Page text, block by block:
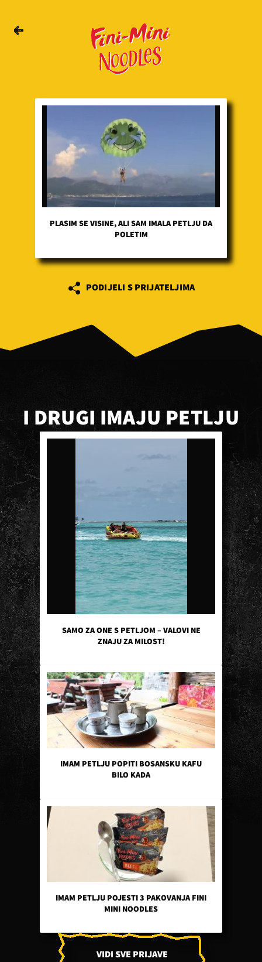
PLASIM SE VISINE, ALI SAM IMALA PETLJU DA
POLETIM
PODIJELI S PRIJATELJIMA
I DRUGI IMAJU PETLJU
SAMO ZA ONE S PETLJOM – VALOVI NE
ZNAJU ZA MILOST!
IMAM PETLJU POPITI BOSANSKU KAFU
BILO KADA
IMAM PETLJU POJESTI 3 PAKOVANJA FINI
MINI NOODLES
VIDI SVE PRIJAVE